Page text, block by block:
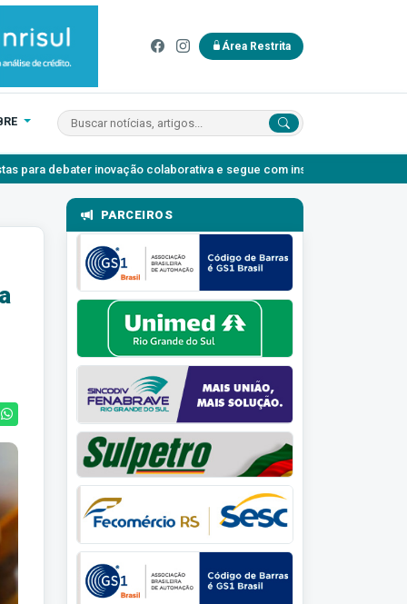
Área Restrita
colaborativa e segue com inscrições abertas
PARCEIROS